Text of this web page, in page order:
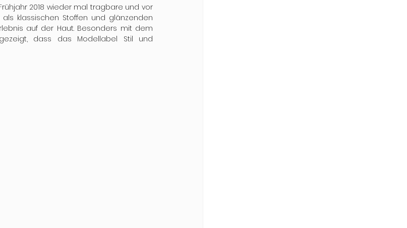
2018 wieder mal tragbare und vor
klassischen Stoffen und glänzenden
auf der Haut. Besonders mit dem
dass das Modellabel Stil und